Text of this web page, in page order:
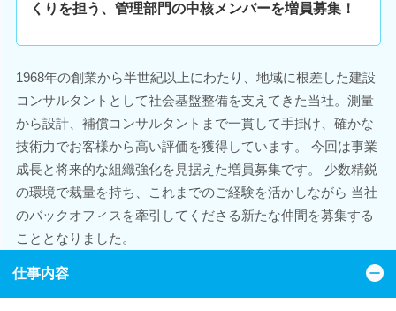
くりを担う、管理部門の中核メンバーを増員募集！
1968年の創業から半世紀以上にわたり、地域に根差した建設
コンサルタントとして社会基盤整備を支えてきた当社。測量
から設計、補償コンサルタントまで一貫して手掛け、確かな
技術力でお客様から高い評価を獲得しています。 今回は事業
成長と将来的な組織強化を見据えた増員募集です。 少数精鋭
の環境で裁量を持ち、これまでのご経験を活かしながら 当社
のバックオフィスを牽引してくださる新たな仲間を募集する
こととなりました。
仕事内容